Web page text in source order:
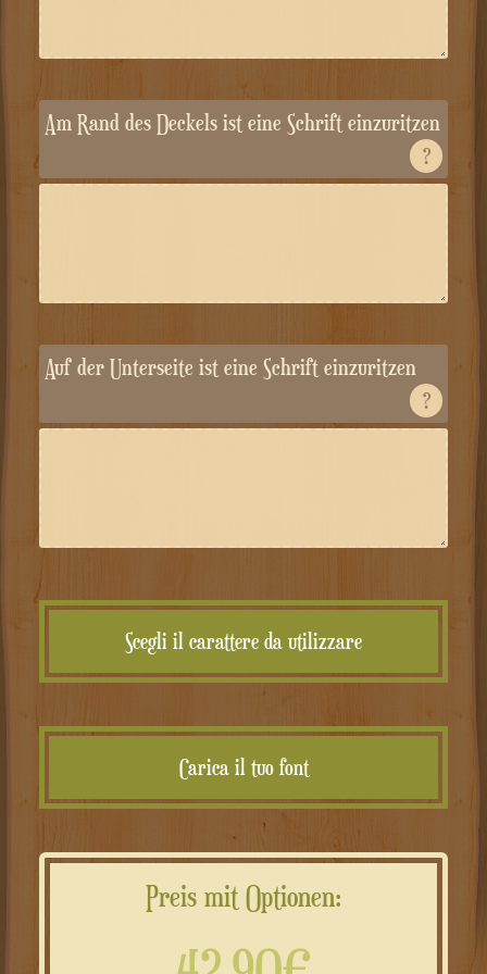
Am Rand des Deckels ist eine Schrift einzuritzen
?
Auf der Unterseite ist eine Schrift einzuritzen
?
Scegli il carattere da utilizzare
Carica il tuo font
Preis mit Optionen: